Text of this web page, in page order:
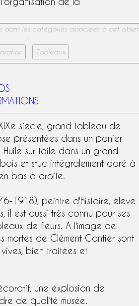
dans les catégories associées à cet objet
:
Tableaux
siècle , grand tableau de
présentées dans un panier
Huile sur toile dans un grand
et stuc intégralement doré à
en bas à droite.
1918), peintre d'histoire, élève
il est aussi très connu pour ses
de fleurs. A l'image de
mortes de Clément Gontier sont
bien traitées et
une explosion de
de qualité musée.